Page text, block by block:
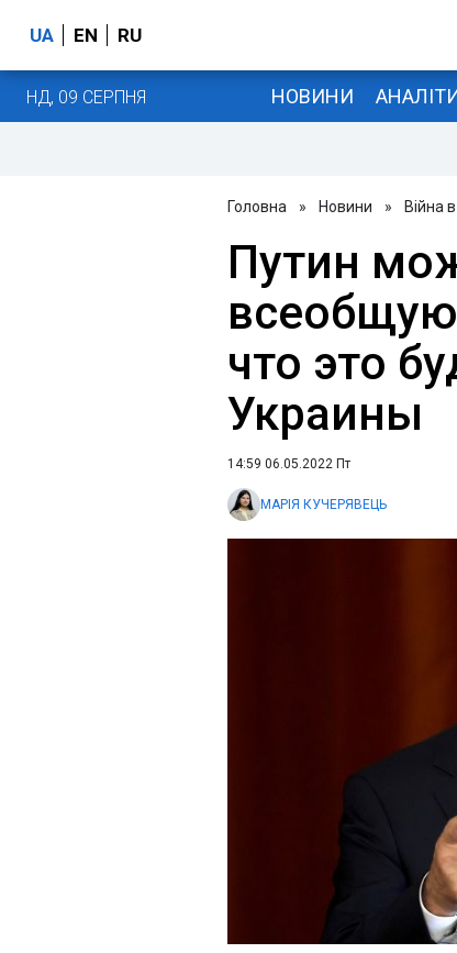
UA EN RU
НД, 09 СЕРПНЯ НОВИНИ
Головна » Новини » Війна
Путин
что это
Украины
14:59 06.05.2022 Пт
МАРІЯ КУЧЕРЯВЕЦЬ